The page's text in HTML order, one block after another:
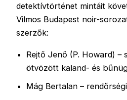
detektívtörténet mintáit
Vilmos Budapest noir-
szerzők:
Rejtő Jenő (P. Howard) –
ötvözött kaland- és
Mág Bertalan –